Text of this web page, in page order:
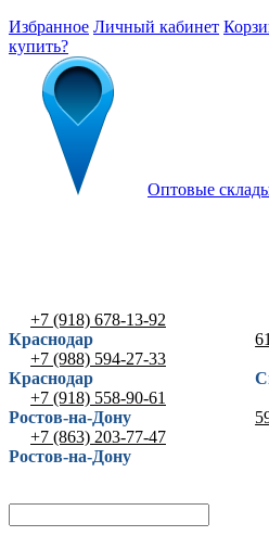
Избранное Личный кабинет
купить?
Оптовые
+7 (918) 678-13-92
Краснодар
+7 (988) 594-27-33
Краснодар
+7 (918) 558-90-61
Ростов-на-Дону
+7 (863) 203-77-47
Ростов-на-Дону
61